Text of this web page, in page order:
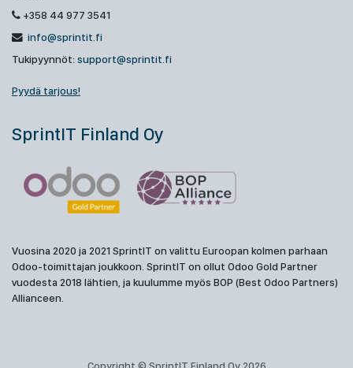
+358 44 977 3541
info@sprintit.fi
Tukipyynnöt: support@sprintit.fi
Pyydä tarjous!
SprintIT Finland Oy
Vuosina 2020 ja 2021 SprintIT on valittu Euroopan kolmen parhaan
Odoo-toimittajan joukkoon. SprintIT on ollut Odoo Gold Partner
vuodesta 2018 lähtien, ja kuulumme myös BOP (Best Odoo Partners)
Allianceen.
Copyright © SprintIT Finland Oy 2026